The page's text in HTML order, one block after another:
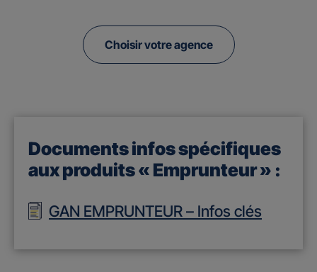
Choisir votre agence
Documents infos spécifiques
aux produits « Emprunteur » :
GAN EMPRUNTEUR – Infos clés